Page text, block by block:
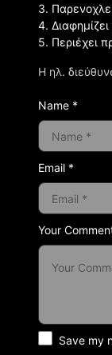
Η ηλ.
Your
3.
4.
5. Περιέχει
Name *
Email *
Save my